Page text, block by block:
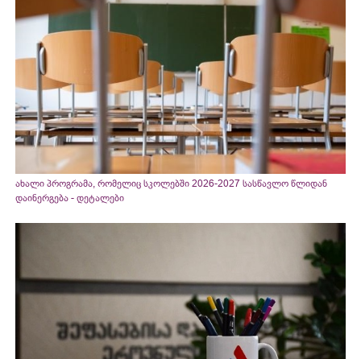
ახალი პროგრამა, რომელიც სკოლებში 2026-2027 სასწავლო წლიდან
დაინერგება - დეტალები